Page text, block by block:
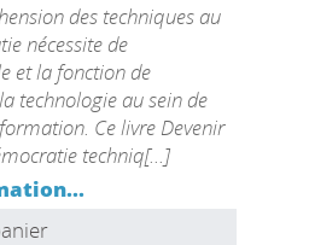
des techniques au
nécessite de
et la fonction de
technologie au sein de
Ce livre Devenir
techniq[...]